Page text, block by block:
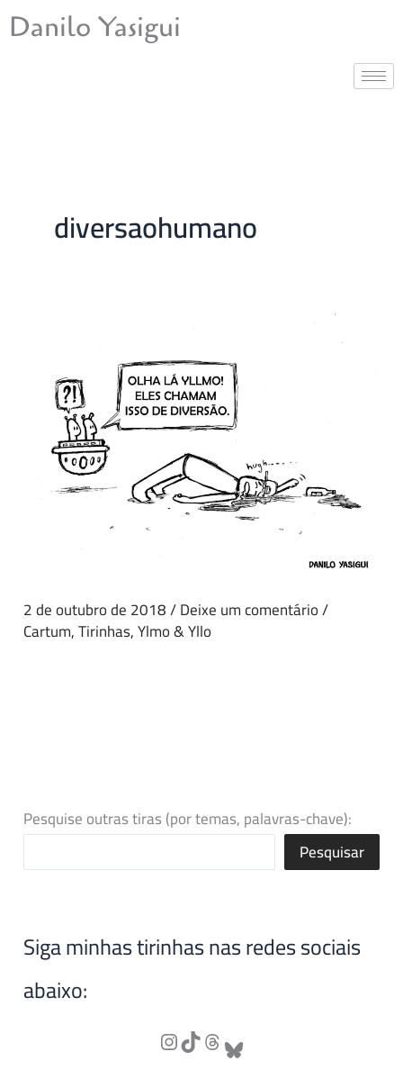
para
Danilo Yasigui
diversaohumano
2 de outubro de 2018/Deixe um comentário/
Cartum,Tirinhas,Ylmo & Yllo
Pesquise outras tiras (por temas, palavras-chave):
Pesquisar
Siga minhas tirinhas nas redes sociais
abaixo: